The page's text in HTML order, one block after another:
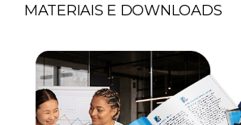
MATERIAIS E DOWNLOADS